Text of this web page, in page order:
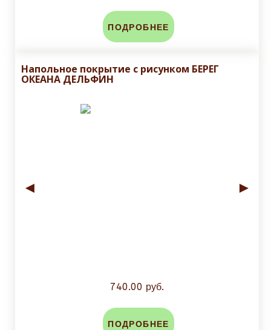
ПОДРОБНЕЕ
Напольное покрытие с рисунком БЕРЕГ
ОКЕАНА ДЕЛЬФИН
◄ ►
740.00 руб.
ПОДРОБНЕЕ